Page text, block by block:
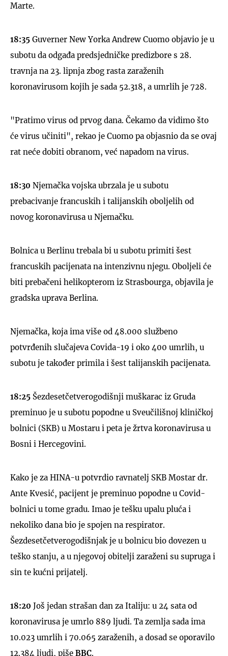
Marte.
18:35 Guverner New Yorka Andrew Cuomo objavio je u
subotu da odgađa predsjedničke predizbore s 28.
travnja na 23. lipnja zbog rasta zaraženih
koronavirusom kojih je sada 52.318, a umrlih je 728.
"Pratimo virus od prvog dana. Čekamo da vidimo što
će virus učiniti", rekao je Cuomo pa objasnio da se ovaj
rat neće dobiti obranom, već napadom na virus.
18:30 Njemačka vojska ubrzala je u subotu
prebacivanje francuskih i talijanskih oboljelih od
novog koronavirusa u Njemačku.
Bolnica u Berlinu trebala bi u subotu primiti šest
francuskih pacijenata na intenzivnu njegu. Oboljeli će
biti prebačeni helikopterom iz Strasbourga, objavila je
gradska uprava Berlina.
Njemačka, koja ima više od 48.000 službeno
potvrđenih slučajeva Covida-19 i oko 400 umrlih, u
subotu je također primila i šest talijanskih pacijenata.
18:25 Šezdesetčetverogodišnji muškarac iz Gruda
preminuo je u subotu popodne u Sveučilišnoj kliničkoj
bolnici (SKB) u Mostaru i peta je žrtva koronavirusa u
Bosni i Hercegovini.
Kako je za HINA-u potvrdio ravnatelj SKB Mostar dr.
Ante Kvesić, pacijent je preminuo popodne u Covid-
bolnici u tome gradu. Imao je tešku upalu pluća i
nekoliko dana bio je spojen na respirator.
Šezdesetčetverogodišnjak je u bolnicu bio dovezen u
teško stanju, a u njegovoj obitelji zaraženi su supruga i
sin te kućni prijatelj.
18:20 Još jedan strašan dan za Italiju: u 24 sata od
koronavirusa je umrlo 889 ljudi. Ta zemlja sada ima
10.023 umrlih i 70.065 zaraženih, a dosad se oporavilo
12.384 ljudi, piše BBC.